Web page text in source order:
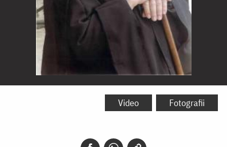
Părintele
Video Fotografii